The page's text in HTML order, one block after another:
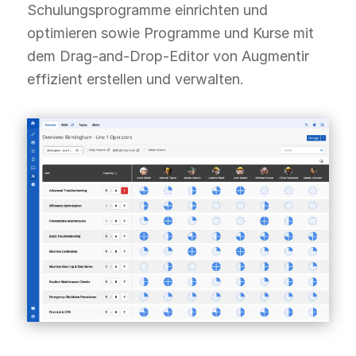
Schulungsprogramme einrichten und
optimieren sowie Programme und Kurse mit
dem Drag-and-Drop-Editor von Augmentir
effizient erstellen und verwalten.